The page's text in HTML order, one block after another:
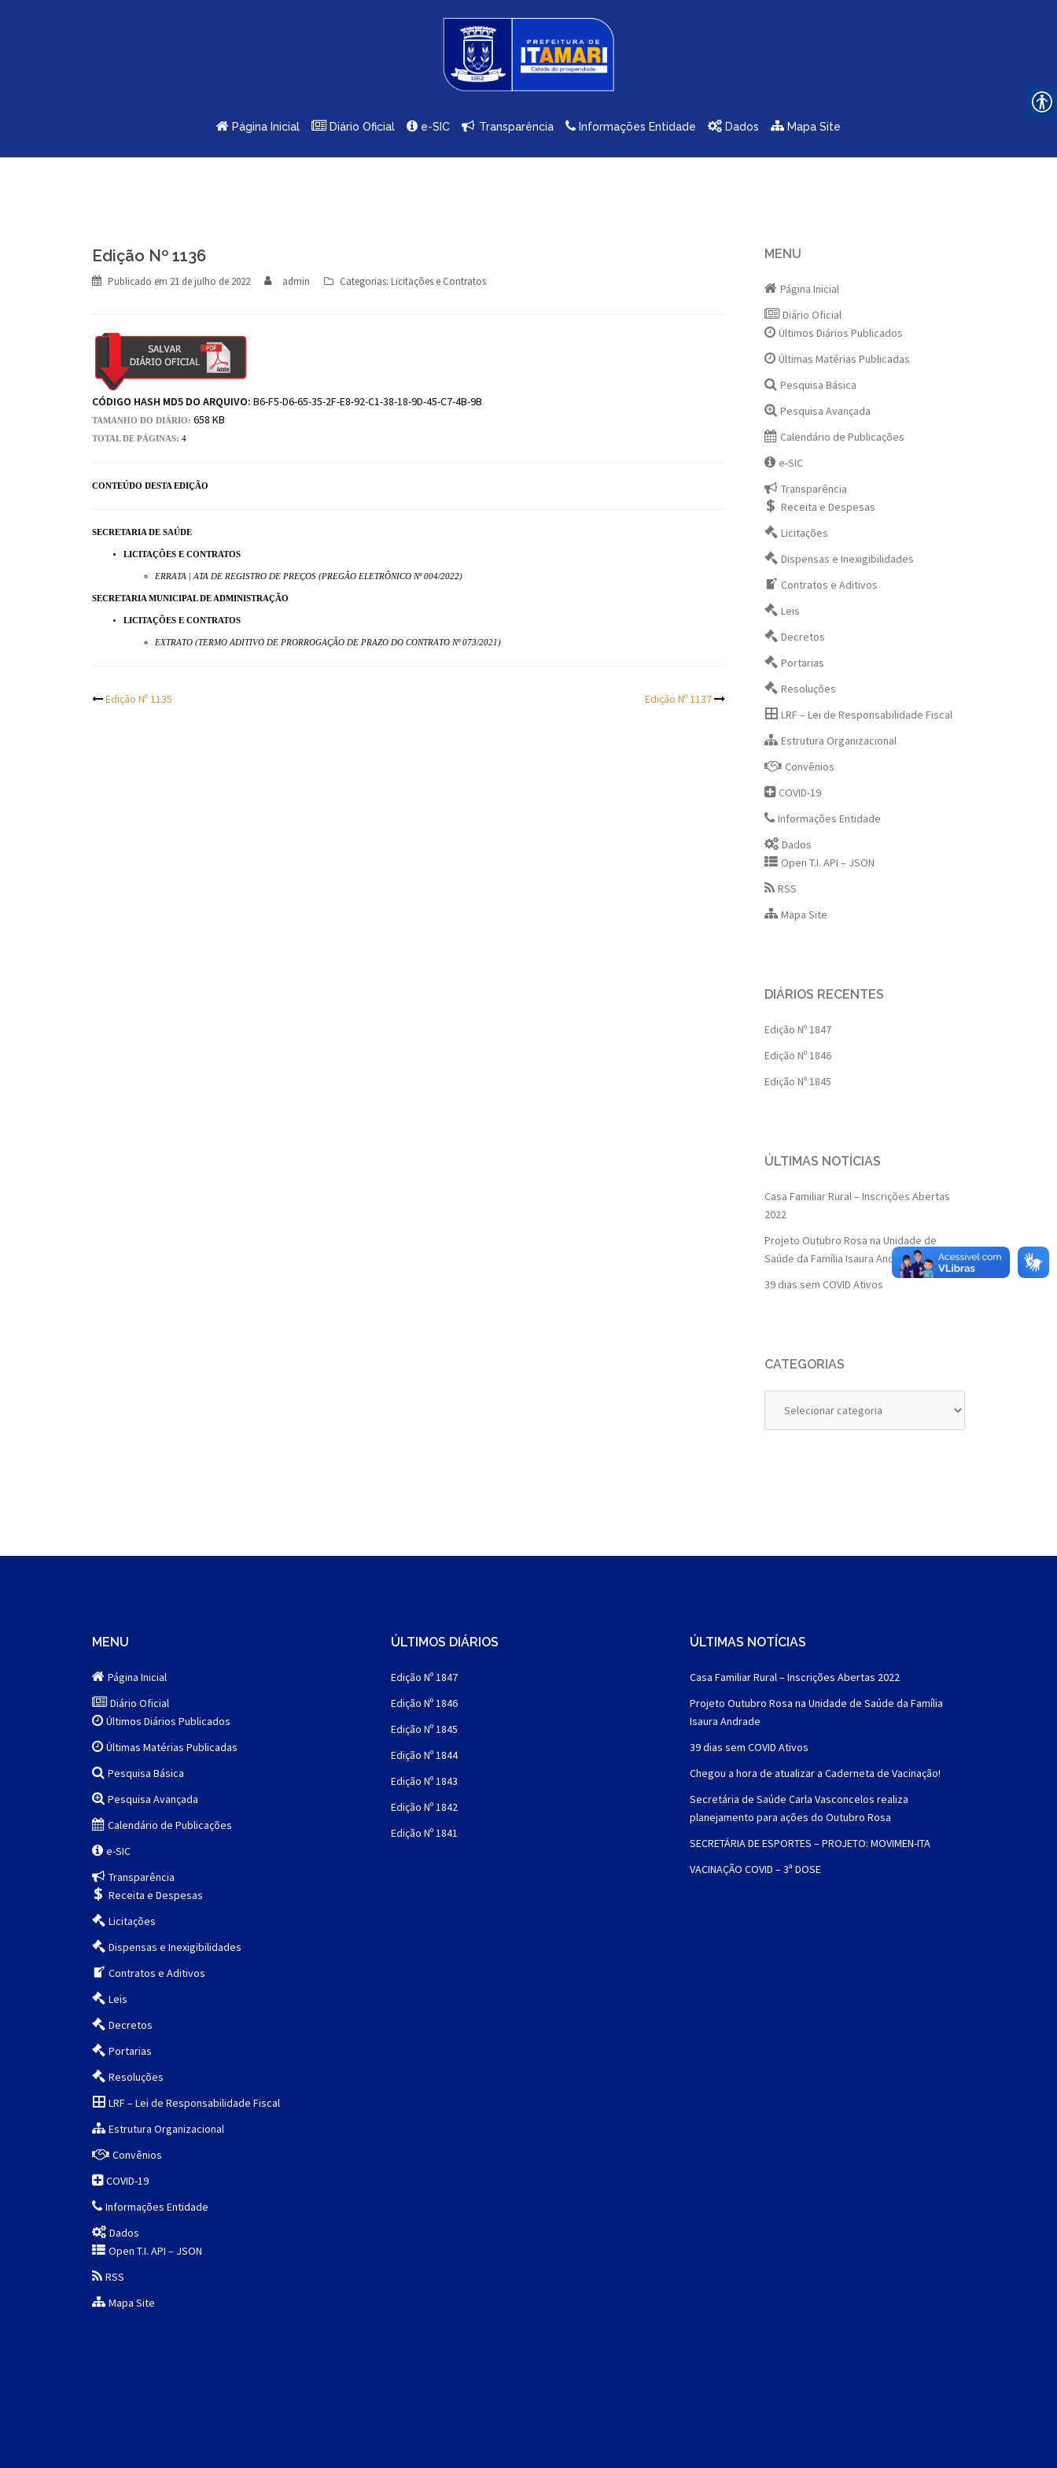
Página Inicial Diário Oficial e-SIC Transparência Informações Entidade Dados Mapa Site
Edição Nº 1136
Publicado em 21 de julho de 2022 admin Categorias: Licitações e Contratos
CÓDIGO HASH MD5 DO ARQUIVO: B6-F5-D6-65-35-2F-E8-92-C1-38-18-9D-45-C7-4B-9B
TAMANHO DO DIÁRIO: 658 KB
TOTAL DE PÁGINAS: 4
CONTEÚDO DESTA EDIÇÃO
SECRETARIA DE SAÚDE
LICITAÇÕES E CONTRATOS
ERRATA | ATA DE REGISTRO DE PREÇOS (PREGÃO ELETRÔNICO Nº 004/2022)
SECRETARIA MUNICIPAL DE ADMINISTRAÇÃO
LICITAÇÕES E CONTRATOS
EXTRATO (TERMO ADITIVO DE PRORROGAÇÃO DE PRAZO DO CONTRATO Nº 073/2021)
Post
Edição Nº 1135 Edição Nº 1137
MENU
Página Inicial
Diário Oficial
Últimos Diários Publicados
Últimas Matérias Publicadas
Pesquisa Básica
Pesquisa Avançada
Calendário de Publicações
e-SIC
Transparência
Receita e Despesas
Licitações
Dispensas e Inexigibilidades
Contratos e Aditivos
Leis
Decretos
Portarias
Resoluções
LRF – Lei de Responsabilidade Fiscal
Estrutura Organizacional
Convênios
COVID-19
Informações Entidade
Dados
Open T.I. API – JSON
RSS
Mapa Site
DIÁRIOS RECENTES
Edição Nº 1847
Edição Nº 1846
Edição Nº 1845
ÚLTIMAS NOTÍCIAS
Casa Familiar Rural – Inscrições Abertas
2022
Projeto Outubro Rosa na Unidade de
Saúde da Família Isaura Andrade
39 dias sem COVID Ativos
CATEGORIAS
MENU
Página Inicial
Diário Oficial
Últimos Diários Publicados
Últimas Matérias Publicadas
Pesquisa Básica
Pesquisa Avançada
Calendário de Publicações
e-SIC
Transparência
Receita e Despesas
Licitações
Dispensas e Inexigibilidades
Contratos e Aditivos
Leis
Decretos
Portarias
Resoluções
LRF – Lei de Responsabilidade Fiscal
Estrutura Organizacional
Convênios
COVID-19
Informações Entidade
Dados
Open T.I. API – JSON
RSS
Mapa Site
ÚLTIMOS DIÁRIOS
Edição Nº 1847
Edição Nº 1846
Edição Nº 1845
Edição Nº 1844
Edição Nº 1843
Edição Nº 1842
Edição Nº 1841
ÚLTIMAS NOTÍCIAS
Casa Familiar Rural – Inscrições Abertas 2022
Projeto Outubro Rosa na Unidade de Saúde da Família
Isaura Andrade
39 dias sem COVID Ativos
Chegou a hora de atualizar a Caderneta de Vacinação!
Secretária de Saúde Carla Vasconcelos realiza
planejamento para ações do Outubro Rosa
SECRETÁRIA DE ESPORTES – PROJETO: MOVIMEN-ITA
VACINAÇÃO COVID – 3ª DOSE